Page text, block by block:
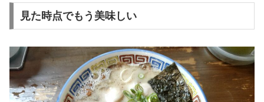
見た時点でもう美味しい